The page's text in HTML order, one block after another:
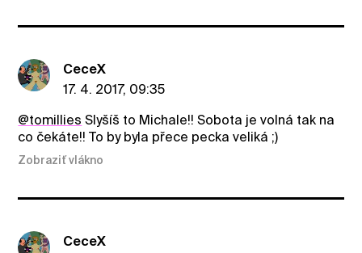
CeceX
17. 4. 2017, 09:35
@tomillies Slyšíš to Michale!! Sobota je volná tak na
co čekáte!! To by byla přece pecka veliká ;)
Zobraziť vlákno
CeceX